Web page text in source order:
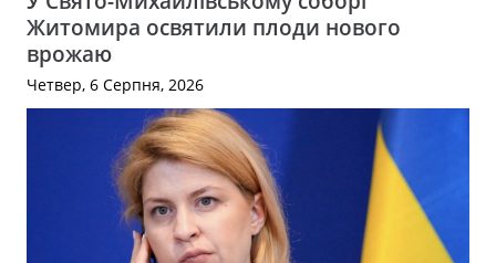
Житомира освятили плоди нового
врожаю
Четвер, 6 Серпня, 2026